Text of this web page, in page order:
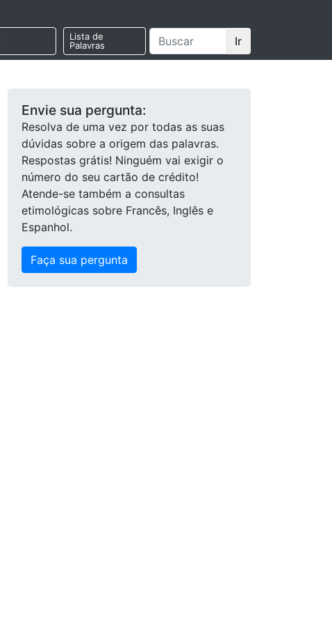
Lista de
Palavras
Ir
Envie sua pergunta:
Resolva de uma vez por todas as suas
dúvidas sobre a origem das palavras.
Respostas grátis! Ninguém vai exigir o
número do seu cartão de crédito!
Atende-se também a consultas
etimológicas sobre Francês, Inglês e
Espanhol.
Faça sua pergunta